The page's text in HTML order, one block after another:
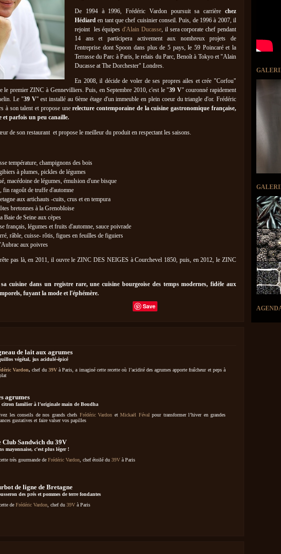
De 1994 à 1996, Frédéric Vardon poursuit sa carrière chez
Hédiard en tant que chef cuisinier conseil. Puis, de 1996 à 2007, il
rejoint les équipesd'Alain Ducasse, il sera corporate chef pendant
14 ans et participera activement aux nombreux projets de
l'entreprise dont Spoon dans plus de 5 pays, le 59 Poincaré et la
Terrasse du Parc à Paris, le relais du Parc, Benoît à Tokyo et "Alain
Ducasse at The Dorchester" Londres.
En 2008, il décide de voler de ses propres ailes et crée "Corfou"
le premier ZINC à Gennevilliers. Puis, en Septembre 2010, c'est le "39 V" couronné rapidement
Le "39 V" est installé au 6ème étage d'un immeuble en plein coeur du triangle d'or. Frédéric
à son talent et propose unerelecture contemporaine de la cuisine gastronomique française,
et parfois un peu canaille.
de son restaurant et propose le meilleur du produit en respectant les saisons.
température, champignons des bois
à plumes, pickles de légumes
macédoine de légumes, émulsion d'une bisque
fin ragoût de truffe d'automne
aux artichauts -cuits, crus et en tempura
bretonnes à la Grenobloise
Baie de Seine aux cèpes
français, légumes et fruits d'automne, sauce poivrade
râble, cuisse- rôtis, figues en feuilles de figuiers
aux poivres
pas là, en 2011, il ouvre le ZINC DES NEIGES à Courchevel 1850, puis, en 2012, le ZINC
cuisine dans un registre rare, une cuisine bourgeoise des temps modernes, fidèle aux
fuyant la mode et l'éphémère.
Save
de lait aux agrumes
végétal, jus acidulé-épicé
Vardon, chef du 39V à Paris, a imaginé cette recette où l’acidité des agrumes apporte fraîcheur et peps à
agrumes
citron familier à l’originale main de Boudha
les conseils de nos grands chefs Frédéric Vardon et Mickaël Féval pour transformer l’hiver en grandes
gustatives et faire valser vos papilles
Club Sandwich du 39V
mayonnaise, c'est plus léger !
très gourmande de Frédéric Vardon , chef étoilé du 39V à Paris
de ligne de Bretagne
des prés et pommes de terre fondantes
de Frédéric Vardon , chef du 39V à Paris